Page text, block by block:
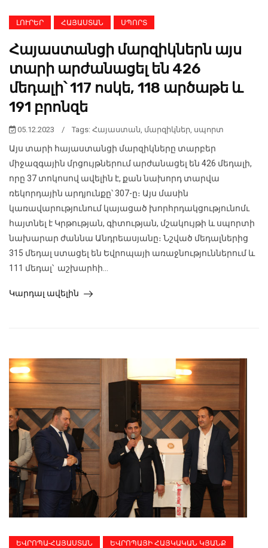
ԼՈՒՐԵՐ ՀԱՅԱՍՏԱՆ ՍՊՈՐՏ
Հայաստանցի մարզիկներն այս
տարի արժանացել են 426
մեդալի՝ 117 ոսկե, 118 արծաթե և
191 բրոնզե
05.12.2023 / Tags: Հայաստան, մարզիկներ, սպորտ
Այս տարի հայաստանցի մարզիկները տարբեր
միջազգային մրցույթներում արժանացել են 426 մեդալի,
որը 37 տոկոսով ավելին է, քան նախորդ տարվա
ռեկորդային արդյունքը՝ 307-ը։ Այս մասին
կառավարությունում կայացած խորհրդակցությունոմւ
հայտնել է Կրթության, գիտության, մշակույթի և սպորտի
նախարար ժաննա Անդրեասյանը։ Նշված մեդալներից
315 մեդալ ստացել են Եվրոպայի առաջնություններում և
111 մեդալ՝ աշխարհի...
Կարդալ ավելին
ԵՎՐՈՊԱ-ՀԱՅԱՍՏԱՆ ԵՎՐՈՊԱՅԻ ՀԱՅԿԱԿԱՆ ԿՅԱՆՔ